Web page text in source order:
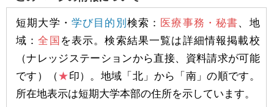
短期大学・ 学び目的別 検索： 医療事務・秘書、地
域：全国 を表示。検索結果一覧は詳細情報掲載校
（ナレッジステーションから直接、資料請求が可能
です）（★印）。地域「北」から「南」の順です。
所在地表示は短期大学本部の住所を示しています。